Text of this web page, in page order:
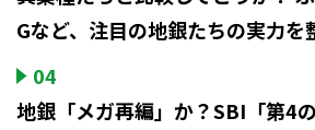
Gなど、注目の地銀たちの実力を
04
地銀「メガ再編」か？SBI「第4